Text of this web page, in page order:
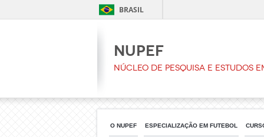
BRASIL
NUPEF
Núcleo de Pesquisa e Estudos
O NUPEF ESPECIALIZAÇÃO EM FUTEBOL